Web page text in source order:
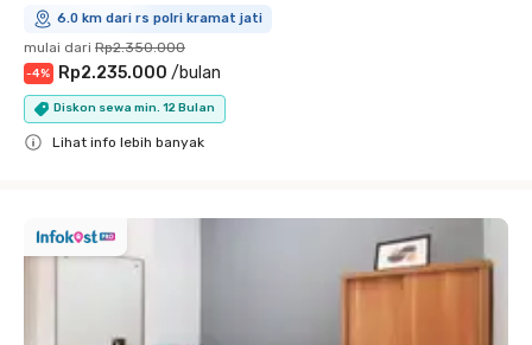
6.0 km dari rs polri kramat jati
mulai dari Rp2.350.000
-4% Rp2.235.000 /bulan
Diskon sewa min. 12 Bulan
Lihat info lebih banyak